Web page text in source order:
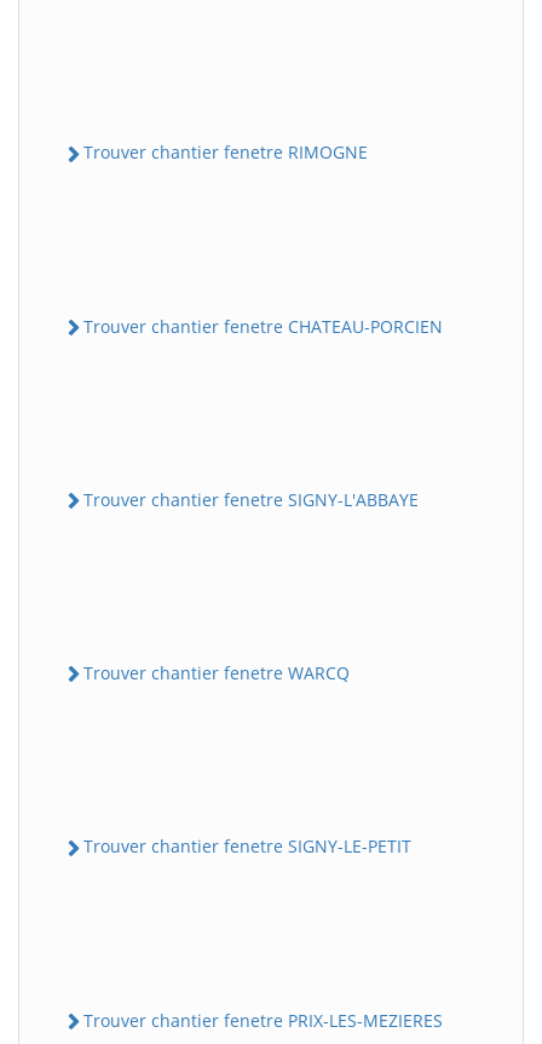
Trouver chantier fenetre RIMOGNE
Trouver chantier fenetre CHATEAU-PORCIEN
Trouver chantier fenetre SIGNY-L'ABBAYE
Trouver chantier fenetre WARCQ
Trouver chantier fenetre SIGNY-LE-PETIT
Trouver chantier fenetre PRIX-LES-MEZIERES